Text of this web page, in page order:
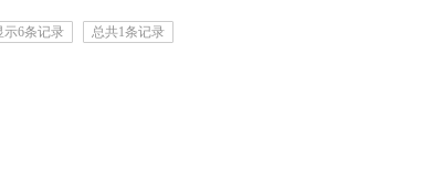
示6条记录 总共1条记录